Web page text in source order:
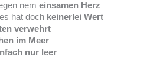
nem einsamen Herz
hat doch keinerlei Wert
verwehrt
im Meer
nur leer